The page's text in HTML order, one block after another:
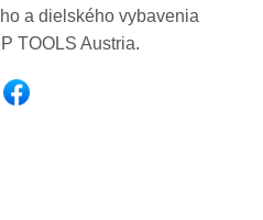
a dielského vybavenia
TOOLS Austria.